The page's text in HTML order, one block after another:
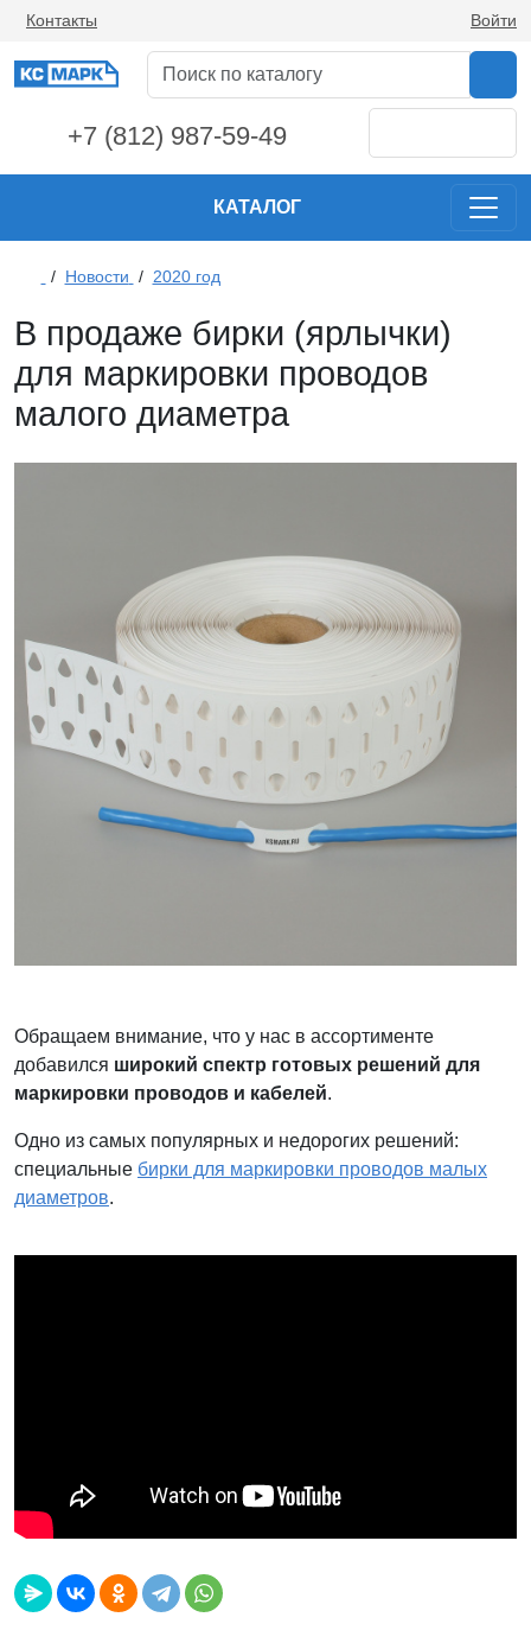
Контакты Войти
+7 (812) 987-59-49
КАТАЛОГ
/ Новости / 2020 год
В продаже бирки (ярлычки)
для маркировки проводов
малого диаметра
Обращаем внимание, что у нас в ассортименте
добавился широкий спектр готовых решений для
маркировки проводов и кабелей.
Одно из самых популярных и недорогих решений:
специальные бирки для маркировки проводов малых
диаметров.